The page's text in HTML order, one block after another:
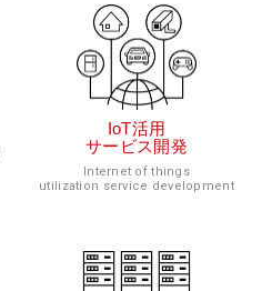
IoT活用
サービス開発
Internet of things
utilization service development